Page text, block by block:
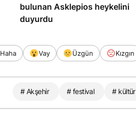
bulunan Asklepios heykelini
duyurdu
Haha Vay Üzgün Kızgın
# Akşehir # festival # kültür